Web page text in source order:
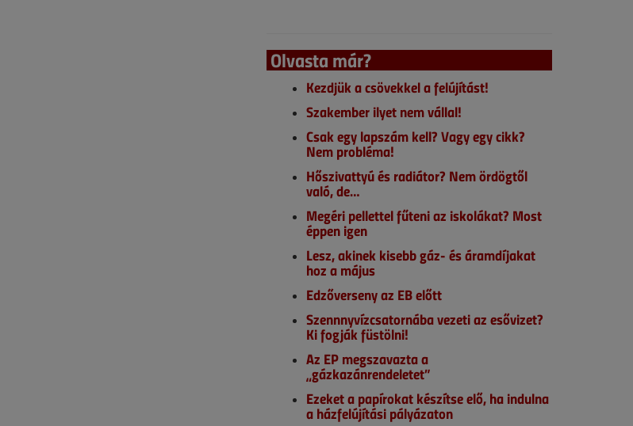
Olvasta már?
Kezdjük a csövekkel a felújítást!
Szakember ilyet nem vállal!
Csak egy lapszám kell? Vagy egy cikk?
Nem probléma!
Hőszivattyú és radiátor? Nem ördögtől
való, de…
Megéri pellettel fűteni az iskolákat? Most
éppen igen
Lesz, akinek kisebb gáz- és áramdíjakat
hoz a május
Edzőverseny az EB előtt
Szennnyvízcsatornába vezeti az esővizet?
Ki fogják füstölni!
Az EP megszavazta a
„gázkazánrendeletet”
Ezeket a papírokat készítse elő, ha indulna
a házfelújítási pályázaton